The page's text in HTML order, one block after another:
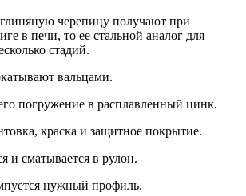
черепицу получают при
в печи, то ее стальной аналог для
стадий.
вальцами.
погружение в расплавленный цинк.
краска и защитное покрытие.
и сматывается в рулон.
нужный профиль.